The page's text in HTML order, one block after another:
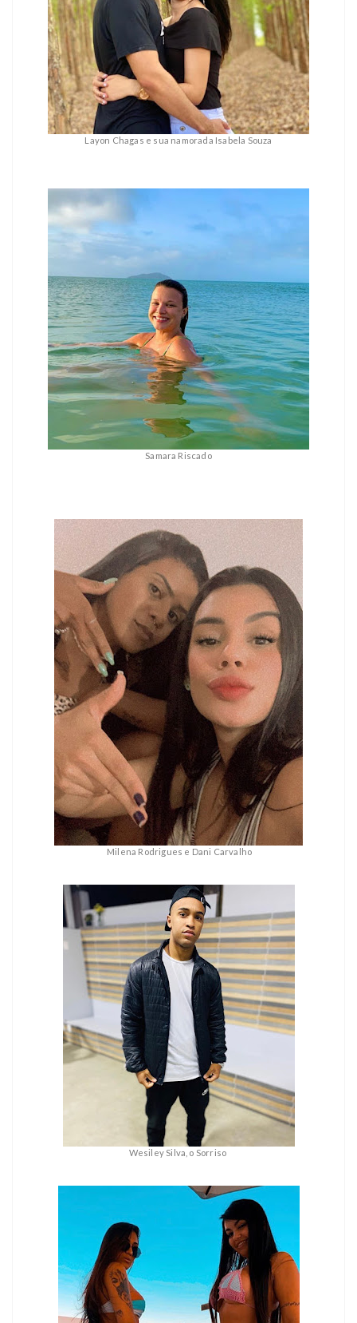
Layon Chagas e sua namorada Isabela Souza
Samara Riscado
Milena Rodrigues e Dani Carvalho
Wesiley Silva, o Sorriso